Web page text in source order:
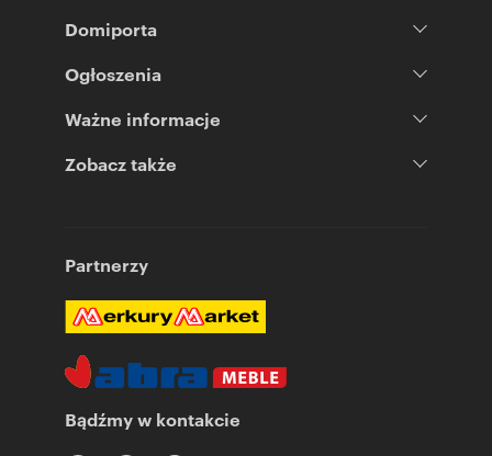
Domiporta
Ogłoszenia
Ważne informacje
Zobacz także
Partnerzy
Bądźmy w kontakcie